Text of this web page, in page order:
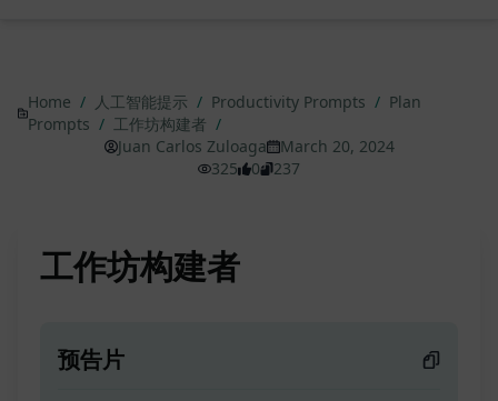
Home / 人工智能提示 / Productivity Prompts / Plan
Prompts / 工作坊构建者 /
Juan Carlos Zuloaga
March 20, 2024
325
0 237
工作坊构建者
预告片